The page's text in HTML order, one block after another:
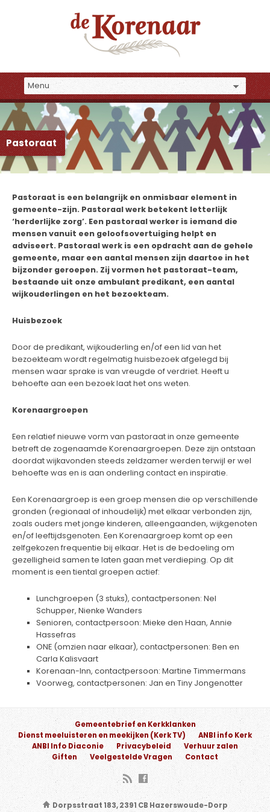
Pastoraat
Pastoraat is een belangrijk en onmisbaar element in
gemeente-zijn. Pastoraal werk betekent letterlijk
‘herderlijke zorg’. Een pastoraal werker is iemand die
mensen vanuit een geloofsovertuiging helpt en
adviseert. Pastoraal werk is een opdracht aan de gehele
gemeente, maar een aantal mensen zijn daartoe in het
bijzonder geroepen. Zij vormen het pastoraat-team,
bestaande uit onze ambulant predikant, een aantal
wijkouderlingen en het bezoekteam.
Huisbezoek
Door de predikant, wijkouderling en/of een lid van het
bezoekteam wordt regelmatig huisbezoek afgelegd bij
mensen waar sprake is van vreugde of verdriet. Heeft u
behoefte aan een bezoek laat het ons weten.
Korenaargroepen
Een relatief nieuwe vorm van pastoraat in onze gemeente
betreft de zogenaamde Korenaargroepen. Deze zijn ontstaan
doordat wijkavonden steeds zeldzamer werden terwijl er wel
behoefte was en is aan onderling contact en inspiratie.
Een Korenaargroep is een groep mensen die op verschillende
gronden (regionaal of inhoudelijk) met elkaar verbonden zijn,
zoals ouders met jonge kinderen, alleengaanden, wijkgenoten
en/of leeftijdsgenoten. Een Korenaargroep komt op een
zelfgekozen frequentie bij elkaar. Het is de bedoeling om
gezelligheid samen te laten gaan met verdieping. Op dit
moment is een tiental groepen actief:
Lunchgroepen (3 stuks), contactpersonen: Nel
Schupper, Nienke Wanders
Senioren, contactpersoon: Mieke den Haan, Annie
Hassefras
ONE (omzien naar elkaar), contactpersonen: Ben en
Carla Kalisvaart
Korenaan-Inn, contactpersoon: Martine Timmermans
Voorweg, contactpersonen: Jan en Tiny Jongenotter
Gemeentebrief en Kerkklanken
Dienst meeluisteren en meekijken (Kerk TV)
ANBI info Kerk
ANBI Info Diaconie
Privacybeleid
Verhuur zalen
Giften
Veelgestelde Vragen Contact
Dorpsstraat 183, 2391 CB Hazerswoude-Dorp